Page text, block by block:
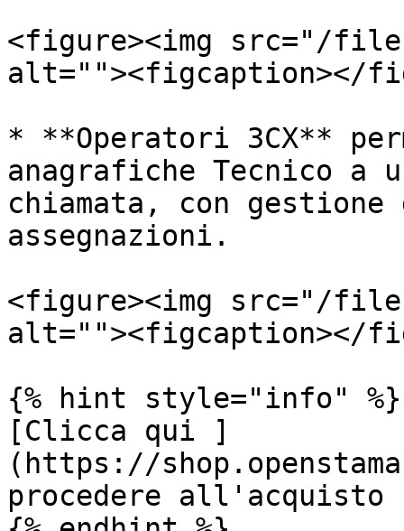
<figure><img src="/files/
alt=""><figcaption></
* **Operatori 3CX**
anagrafiche Tecnico
chiamata, con
assegnazioni.
<figure><img src="/
alt=""><figcaption></
{% hint style="info" %}
[Clicca qui ]
(https://
procedere all'acquisto